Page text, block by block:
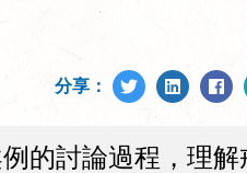
分享：
的討論過程，理